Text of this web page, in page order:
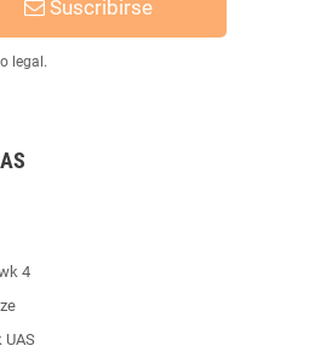
Suscribirse
legal.
4
UAS